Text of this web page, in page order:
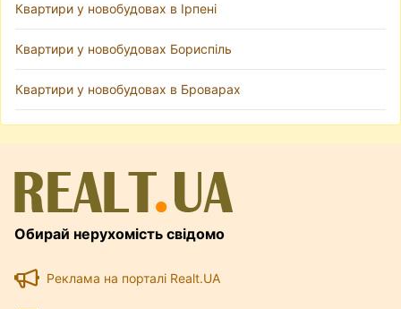
Квартири у новобудовах в Ірпені
Квартири у новобудовах Бориспіль
Квартири у новобудовах в Броварах
Обирай нерухомість свідомо
Реклама на порталі Realt.UA